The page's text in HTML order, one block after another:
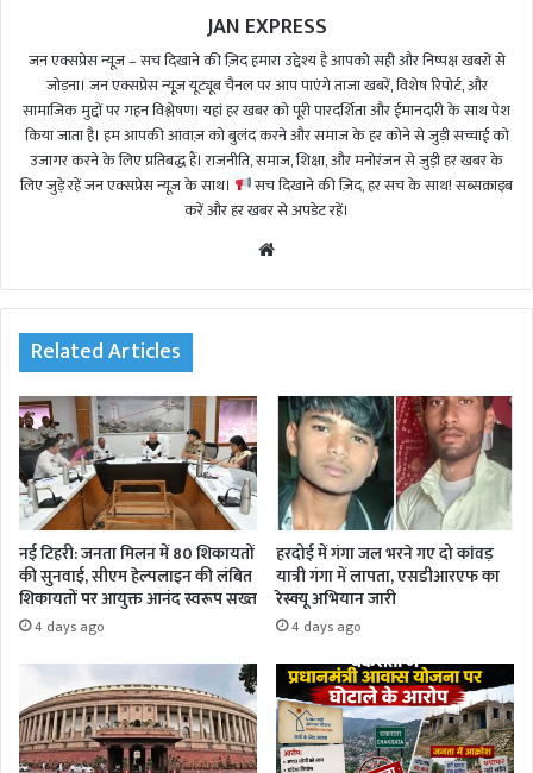
JAN EXPRESS
जन एक्सप्रेस न्यूज़ – सच दिखाने की ज़िद हमारा उद्देश्य है आपको सही और निष्पक्ष खबरों से
जोड़ना। जन एक्सप्रेस न्यूज़ यूट्यूब चैनल पर आप पाएंगे ताजा खबरें, विशेष रिपोर्ट, और
सामाजिक मुद्दों पर गहन विश्लेषण। यहां हर खबर को पूरी पारदर्शिता और ईमानदारी के साथ पेश
किया जाता है। हम आपकी आवाज़ को बुलंद करने और समाज के हर कोने से जुड़ी सच्चाई को
उजागर करने के लिए प्रतिबद्ध हैं। राजनीति, समाज, शिक्षा, और मनोरंजन से जुड़ी हर खबर के
लिए जुड़े रहें जन एक्सप्रेस न्यूज़ के साथ।
सच दिखाने की ज़िद, हर सच के साथ! सब्सक्राइब
करें और हर खबर से अपडेट रहें।
te
Related Articles
नई टिहरी: जनता मिलन में 80 शिकायतों
की सुनवाई, सीएम हेल्पलाइन की लंबित
शिकायतों पर आयुक्त आनंद स्वरूप सख्त
4 days ago
हरदोई में गंगा जल भरने गए दो कांवड़
यात्री गंगा में लापता, एसडीआरएफ का
रेस्क्यू अभियान जारी
4 days ago